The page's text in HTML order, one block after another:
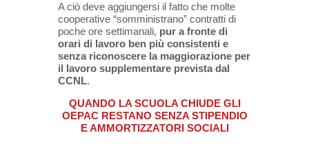
A ciò deve aggiungersi il fatto che molte
cooperative “somministrano” contratti di
poche ore settimanali, pur a fronte di
orari di lavoro ben più consistenti e
senza riconoscere la maggiorazione per
il lavoro supplementare prevista dal
CCNL.
QUANDO LA SCUOLA CHIUDE GLI
OEPAC RESTANO SENZA STIPENDIO
E AMMORTIZZATORI SOCIALI